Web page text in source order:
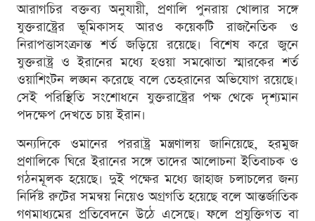
আরাগচির বক্তব্য অনুযায়ী, প্রণালি পুনরায় খোলার সঙ্গে
যুক্তরাষ্ট্রের ভূমিকাসহ আরও কয়েকটি রাজনৈতিক ও
নিরাপত্তাসংক্রান্ত শর্ত জড়িয়ে রয়েছে। বিশেষ করে জুনে
যুক্তরাষ্ট্র ও ইরানের মধ্যে হওয়া সমঝোতা স্মারকের শর্ত
ওয়াশিংটন লঙ্ঘন করেছে বলে তেহরানের অভিযোগ রয়েছে।
সেই পরিস্থিতি সংশোধনে যুক্তরাষ্ট্রের পক্ষ থেকে দৃশ্যমান
পদক্ষেপ দেখতে চায় ইরান।
অন্যদিকে ওমানের পররাষ্ট্র মন্ত্রণালয় জানিয়েছে, হরমুজ
প্রণালিকে ঘিরে ইরানের সঙ্গে তাদের আলোচনা ইতিবাচক ও
গঠনমূলক হয়েছে। দুই পক্ষের মধ্যে জাহাজ চলাচলের জন্য
নির্দিষ্ট রুটের সমন্বয় নিয়েও অগ্রগতি হয়েছে বলে আন্তর্জাতিক
গণমাধ্যমের প্রতিবেদনে উঠে এসেছে। ফলে প্রযুক্তিগত বা